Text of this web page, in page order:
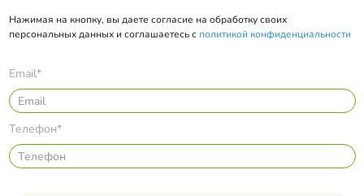
Нажимая на кнопку, вы даете согласие на обработку своих
персональных данных и соглашаетесь с политикой конфиденциальности
Email*
Телефон*